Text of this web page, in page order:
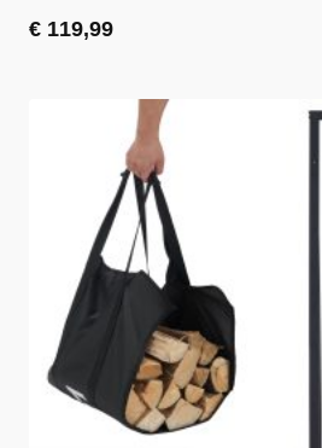
€ 119,99